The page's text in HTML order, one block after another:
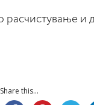
расчистување и
Share this...